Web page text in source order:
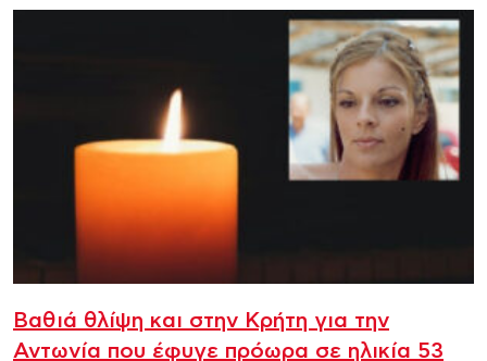
Βαθιά θλίψη και στην Κρήτη για την
Αντωνία που έφυγε πρόωρα σε ηλικία 53